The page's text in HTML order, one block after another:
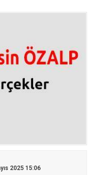
2025 15:06